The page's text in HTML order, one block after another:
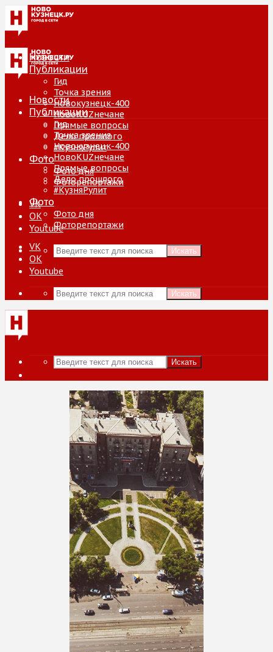
Новости
Публикации
Гид
Точка зрения
Новокузнецк-400
НовоKUZнечане
Прямые вопросы
Дело прошлого
#КузняРулит
Фото
Фото дня
Фоторепортажи
VK
ОК
Youtube
Искать
Новости
Публикации
Гид
Точка зрения
Новокузнецк-400
НовоKUZнечане
Прямые вопросы
Дело прошлого
#КузняРулит
Фото
Фото дня
Фоторепортажи
VK
ОК
Youtube
Искать
Искать